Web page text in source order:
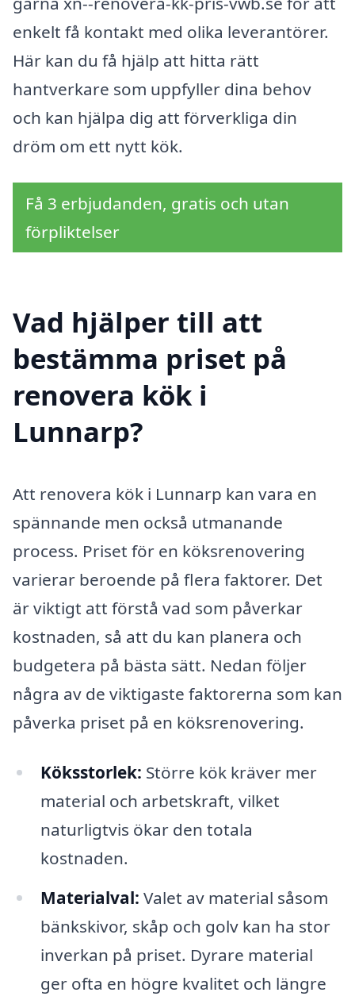
enkelt få kontakt med olika leverantörer.
Här kan du få hjälp att hitta rätt
hantverkare som uppfyller dina behov
och kan hjälpa dig att förverkliga din
dröm om ett nytt kök.
Få 3 erbjudanden, gratis och utan
förpliktelser
Vad hjälper till att
bestämma priset på
renovera kök i
Lunnarp?
Att renovera kök i Lunnarp kan vara en
spännande men också utmanande
process. Priset för en köksrenovering
varierar beroende på flera faktorer. Det
är viktigt att förstå vad som påverkar
kostnaden, så att du kan planera och
budgetera på bästa sätt. Nedan följer
några av de viktigaste faktorerna som kan
påverka priset på en köksrenovering.
Köksstorlek: Större kök kräver mer
material och arbetskraft, vilket
naturligtvis ökar den totala
kostnaden.
Materialval: Valet av material såsom
bänkskivor, skåp och golv kan ha stor
inverkan på priset. Dyrare material
ger ofta en högre kvalitet och längre